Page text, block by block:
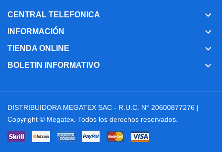
CENTRAL TELEFONICA keyboard_arrow_down
INFORMACIÓN keyboard_arrow_down
TIENDA ONLINE keyboard_arrow_down
BOLETIN INFORMATIVO keyboard_arrow_down
DISTRIBUIDORA MEGATEX SAC - R.U.C. N° 20600877276 |
Copyright © Megatex . Todos los derechos reservados.